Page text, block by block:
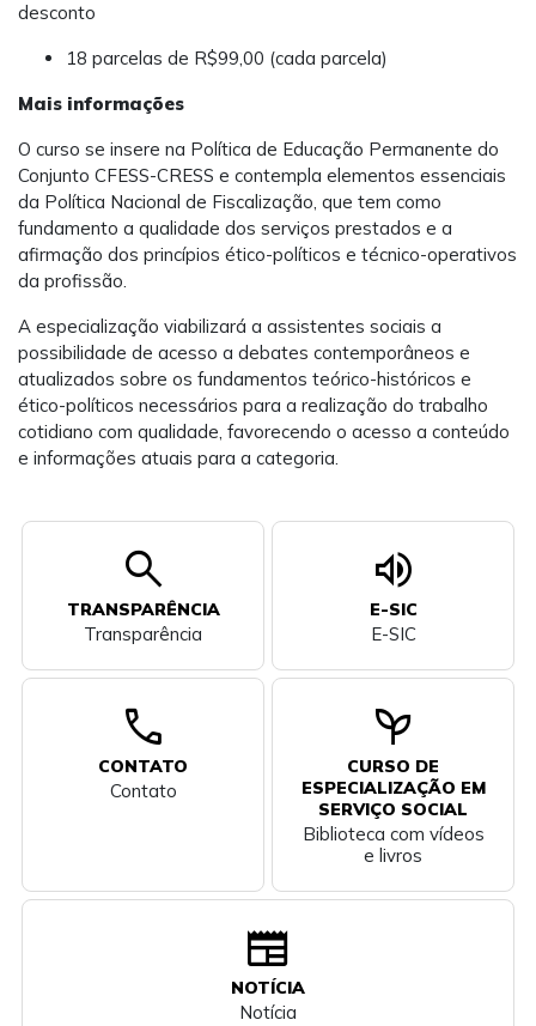
desconto
18 parcelas de R$99,00 (cada parcela)
Mais informações
O curso se insere na Política de Educação Permanente do
Conjunto CFESS-CRESS e contempla elementos essenciais
da Política Nacional de Fiscalização, que tem como
fundamento a qualidade dos serviços prestados e a
afirmação dos princípios ético-políticos e técnico-operativos
da profissão.
A especialização viabilizará a assistentes sociais a
possibilidade de acesso a debates contemporâneos e
atualizados sobre os fundamentos teórico-históricos e
ético-políticos necessários para a realização do trabalho
cotidiano com qualidade, favorecendo o acesso a conteúdo
e informações atuais para a categoria.
search
TRANSPARÊNCIA
Transparência
volume_up
E-SIC
E-SIC
call
CONTATO
Contato
psychiatry
CURSO DE
ESPECIALIZAÇÃO EM
SERVIÇO SOCIAL
Biblioteca com vídeos
e livros
newspaper
NOTÍCIA
Notícia